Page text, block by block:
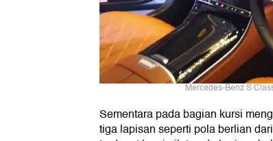
Mercedes-Benz S
Sementara pada bagian kursi
tiga lapisan seperti pola berlian